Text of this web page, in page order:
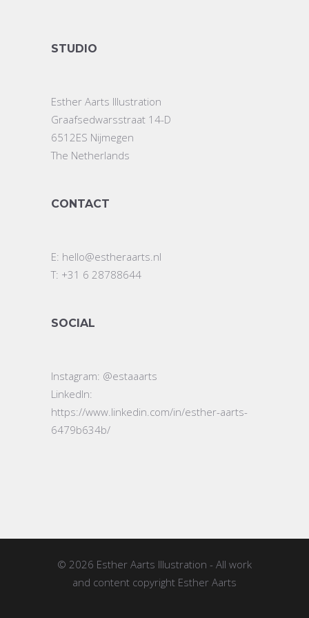
STUDIO
Esther Aarts Illustration
Graafsedwarsstraat 14-D
6512ES Nijmegen
The Netherlands
CONTACT
E: hello@estheraarts.nl
T: +31 6 28788644
SOCIAL
Instagram: @estaaarts
LinkedIn:
https://www.linkedin.com/in/esther-aarts-
6479b634b/
© 2026 Esther Aarts Illustration - All work
and content copyright Esther Aarts